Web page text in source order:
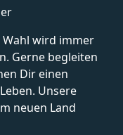
Wahl wird immer
Gerne begleiten
Dir einen
Unsere
neuen Land